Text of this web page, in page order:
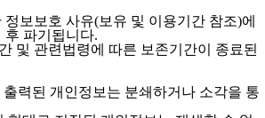
보보호 사유(보유 및 이용기간 참조)에
후 파기됩니다.
및 관련법령에 따른 보존기간이 종료된
력된 개인정보는 분쇄하거나 소각을 통